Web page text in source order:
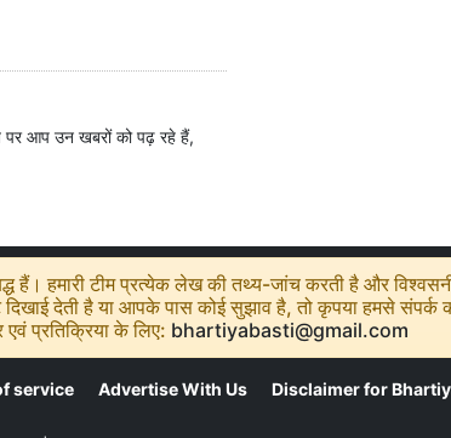
पर आप उन खबरों को पढ़ रहे हैं,
हैं। हमारी टीम प्रत्येक लेख की तथ्य-जांच करती है और
देती है या आपके पास कोई सुझाव है, तो कृपया हमसे संपर्क
प्रतिक्रिया के लिए: bhartiyabasti@gmail.com
service Advertise With Us Disclaimer for